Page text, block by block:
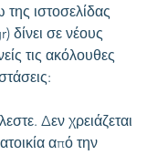
ιστοσελίδας
δίνει σε νέους
τις ακόλουθες
Δεν χρειάζεται
από την